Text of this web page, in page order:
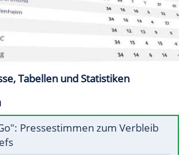
Tabellen und Statistiken
Pressestimmen zum Verbleib